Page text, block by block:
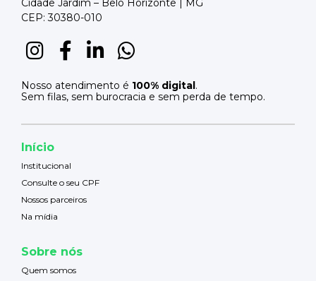
Cidade Jardim – Belo Horizonte | MG
CEP: 30380-010
Nosso atendimento é 100% digital.
Sem filas, sem burocracia e sem perda de tempo.
Início
Institucional
Consulte o seu CPF
Nossos parceiros
Na mídia
Sobre nós
Quem somos